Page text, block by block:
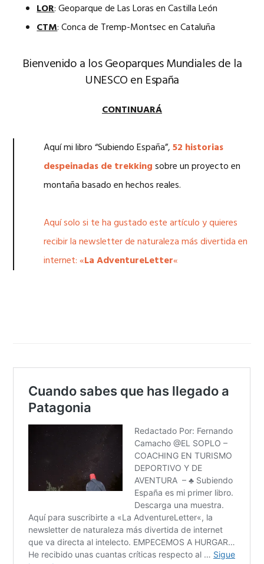
LOR: Geoparque de Las Loras en Castilla León
CTM: Conca de Tremp-Montsec en Cataluña
Bienvenido a los Geoparques Mundiales de la
UNESCO en España
CONTINUARÁ
Aquí mi libro “Subiendo España”,52 historias
despeinadas de trekking sobre un proyecto en
montaña basado en hechos reales.
Aquí solo si te ha gustado este artículo y quieres
recibir la newsletter de naturaleza más divertida en
internet: «La AdventureLetter«